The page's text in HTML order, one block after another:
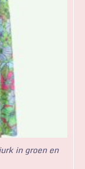
in groen en